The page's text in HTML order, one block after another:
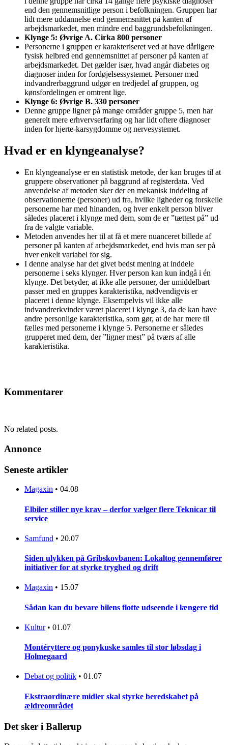
end den gennemsnitlige person i befolkningen. Gruppen har
lidt mere uddannelse end gennemsnittet på kanten af
arbejdsmarkedet, men mindre end baggrundsbefolkningen.
Klynge 5: Øvrige A. Cirka 800 personer
Personerne i gruppen er karakteriseret ved at have dårligere
fysisk helbred end gennemsnittet af personer på kanten af
arbejdsmarkedet. Det gælder især, hvad angår diabetes og
diagnoser inden for fordøjelsessystemet. Personer med
indvandrerbaggrund udgør en tredjedel af gruppen, og
kønsfordelingen er omtrent lige.
Klynge 6: Øvrige B. 330 personer
Denne gruppe ligner på mange områder gruppe 5, men har
generelt mere erhvervserfaring og har lidt oftere diagnoser
inden for hjerte-karsygdomme og nervesystemet.
Hvad er en klyngeanalyse?
En klyngeanalyse er en statistisk metode, der kan bruges til at
gruppere observationer på baggrund af registerdata. Ved
anvendelse af metoden sker der en mekanisk inddeling af
observationerne (personer) ud fra, hvilke ligheder og forskelle
personerne har med hinanden, og hver enkelt person bliver
således placeret i klynge med dem, som de er ”tættest på” ud
fra de valgte variable.
Metoden anvendes her til at få et mere nuanceret billede af
personer på kanten af arbejdsmarkedet, end hvis man ser på
hver enkelt variabel for sig.
I denne analyse har det givet bedst mening at inddele
personerne i seks klynger. Hver person kan kun indgå i én
klynge. Det betyder, at ikke alle personer, der umiddelbart
passer med en gruppes karakteristika, nødvendigvis er
placeret i denne klynge. Eksempelvis vil ikke alle
indvandrerkvinder været placeret i klynge 3, da de kan have
andre personlige karakteristika, som gør, at de har mere til
fælles med personerne i klynge 5. Personerne er således
grupperet med dem, der ”ligner mest” på tværs af alle
karakteristika.
Kommentarer
No related posts.
Annonce
Seneste artikler
Magaxin • 04.08
Elbiler stiller nye krav – derfor vælger flere Teknicar til
service
Samfund • 20.07
Siden ulykken på Gribskovbanen: Lokaltog gennemfører
initiativer for at styrke tryghed og drift
Magaxin • 15.07
Sådan kan du bevare bilens flotte udseende i længere tid
Kultur • 01.07
Montéryttere og ponykuske samles til stor løbsdag i
Holmegaard
Debat og politik • 01.07
Ekstraordinære midler skal styrke beredskabet på
ældreområdet
Det sker i Ballerup